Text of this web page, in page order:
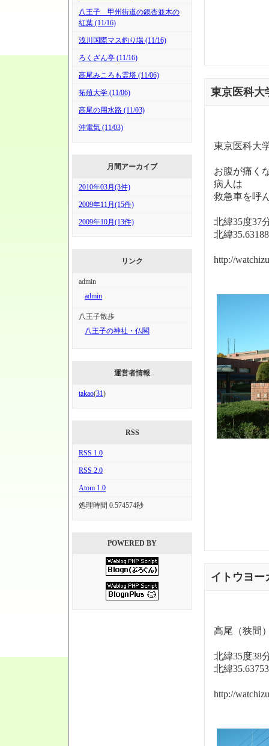
八王子 甲州街道の銀杏並木の
紅葉 (11/16)
浅川国際マス釣り場 (11/16)
ろくざん亭 (11/16)
高尾みころも霊塔 (11/06)
拓殖大学 (11/06)
高尾の用水路 (11/03)
沖電気 (11/03)
月間アーカイブ
2010年03月(3件)
2009年11月(15件)
2009年10月(13件)
リンク
admin
admin
八王子散歩
八王子の神社・仏閣
運営者情報
takao(31)
RSS
RSS 1.0
RSS 2.0
Atom 1.0
処理時間 0.574574秒
POWERED BY
東京医科大
東京医科大
お腹が痛く
病人は
救急車を呼
北緯35度37
北緯
http://
イトウヨー
高尾（狭間
北緯35度38
北緯
http://